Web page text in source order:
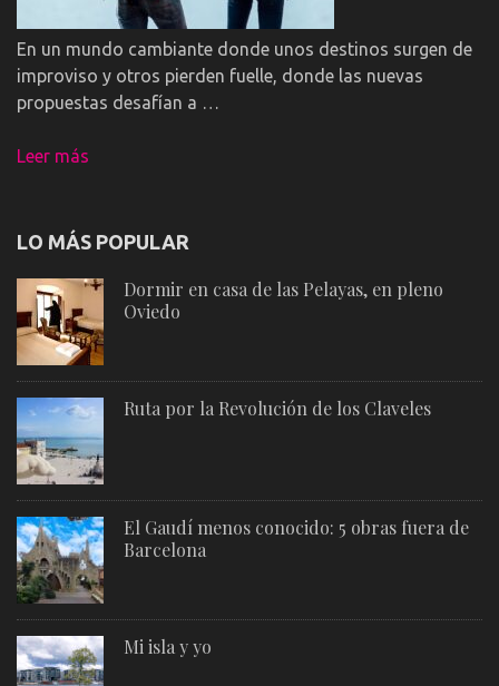
En un mundo cambiante donde unos destinos surgen de
improviso y otros pierden fuelle, donde las nuevas
propuestas desafían a …
Leer más
LO MÁS POPULAR
Dormir en casa de las Pelayas, en pleno
Oviedo
Ruta por la Revolución de los Claveles
El Gaudí menos conocido: 5 obras fuera de
Barcelona
Mi isla y yo